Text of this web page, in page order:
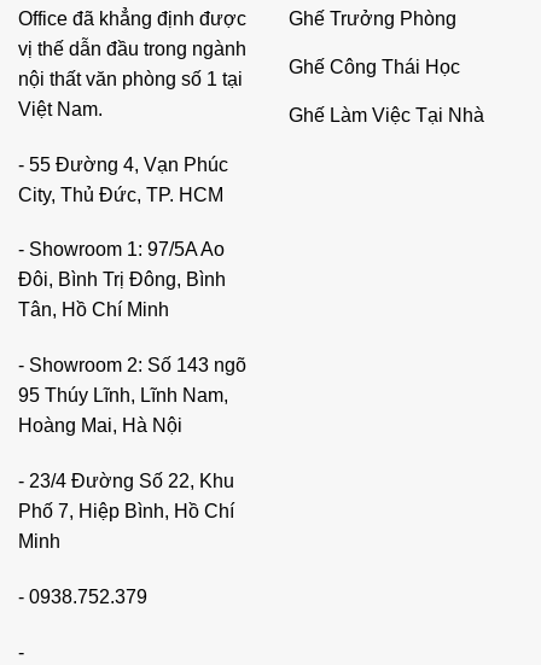
Office đã khẳng định được
vị thế dẫn đầu trong ngành
nội thất văn phòng số 1 tại
Việt Nam.
- 55 Đường 4, Vạn Phúc
City, Thủ Đức, TP. HCM
- Showroom 1: 97/5A Ao
Đôi, Bình Trị Đông, Bình
Tân, Hồ Chí Minh
- Showroom 2: Số 143 ngõ
95 Thúy Lĩnh, Lĩnh Nam,
Hoàng Mai, Hà Nội
- 23/4 Đường Số 22, Khu
Phố 7, Hiệp Bình, Hồ Chí
Minh
- 0938.752.379
-
Ghế Trưởng Phòng
Ghế Công Thái Học
Ghế Làm Việc Tại Nhà